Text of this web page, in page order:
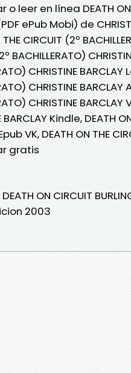
leer en línea DEATH ON
ePub Mobi) de
CIRCUIT (2º
BACHILLERATO)
CHRISTINE
CHRISTINE
CHRISTINE
BARCLAY Kindle, DEATH
VK, DEATH ON THE
gratis
ON CIRCUIT
2003